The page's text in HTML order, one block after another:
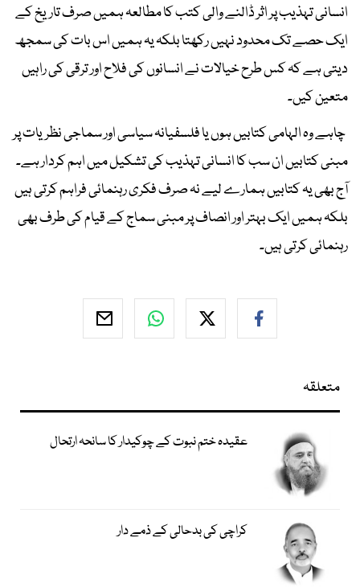
انسانی تہذیب پر اثر ڈالنے والی کتب کا مطالعہ ہمیں صرف تاریخ کے
ایک حصے تک محدود نہیں رکھتا بلکہ یہ ہمیں اس بات کی سمجھ
دیتی ہے کہ کس طرح خیالات نے انسانوں کی فلاح اور ترقی کی راہیں
متعین کیں۔
چاہے وہ الہامی کتابیں ہوں یا فلسفیانہ سیاسی اور سماجی نظریات پر
مبنی کتابیں ان سب کا انسانی تہذیب کی تشکیل میں اہم کردار ہے۔
آج بھی یہ کتابیں ہمارے لیے نہ صرف فکری رہنمائی فراہم کرتی ہیں
بلکہ ہمیں ایک بہتر اور انصاف پر مبنی سماج کے قیام کی طرف بھی
رہنمائی کرتی ہیں۔
متعلقہ
عقیدہ ختم نبوت کے چوکیدار کا سانحہ ارتحال
کراچی کی بدحالی کے ذمے دار